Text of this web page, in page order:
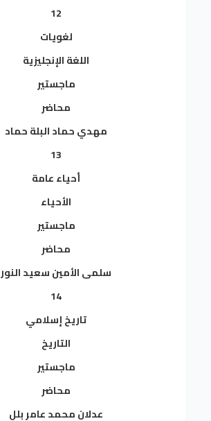
12
لغويات
اللغة الإنجليزية
ماجستير
محاضر
مهدي حماد البلة حماد
13
أحياء عامة
الأحياء
ماجستير
محاضر
سلمى الأمين سعيد النور
14
تاريخ إسلامي
التاريخ
ماجستير
محاضر
عدلان محمد عامر بلل